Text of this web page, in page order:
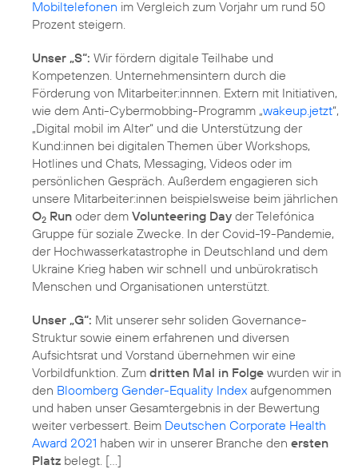
Mobiltelefonen im Vergleich zum Vorjahr um rund 50
Prozent steigern.
Unser „S“: Wir fördern digitale Teilhabe und
Kompetenzen. Unternehmensintern durch die
Förderung von Mitarbeiter:innnen. Extern mit Initiativen,
wie dem Anti-Cybermobbing-Programm „wakeup.jetzt“,
„Digital mobil im Alter“ und die Unterstützung der
Kund:innen bei digitalen Themen über Workshops,
Hotlines und Chats, Messaging, Videos oder im
persönlichen Gespräch. Außerdem engagieren sich
unsere Mitarbeiter:innen beispielsweise beim jährlichen
O2 Run oder dem Volunteering Day der Telefónica
Gruppe für soziale Zwecke. In der Covid-19-Pandemie,
der Hochwasserkatastrophe in Deutschland und dem
Ukraine Krieg haben wir schnell und unbürokratisch
Menschen und Organisationen unterstützt.
Unser „G“: Mit unserer sehr soliden Governance-
Struktur sowie einem erfahrenen und diversen
Aufsichtsrat und Vorstand übernehmen wir eine
Vorbildfunktion. Zum dritten Mal in Folge wurden wir in
den Bloomberg Gender-Equality Index aufgenommen
und haben unser Gesamtergebnis in der Bewertung
weiter verbessert. Beim Deutschen Corporate Health
Award 2021 haben wir in unserer Branche den ersten
Platz belegt. […]